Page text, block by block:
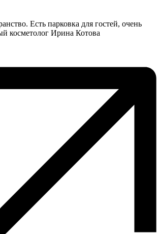
Есть парковка для гостей, очень
косметолог Ирина Котова